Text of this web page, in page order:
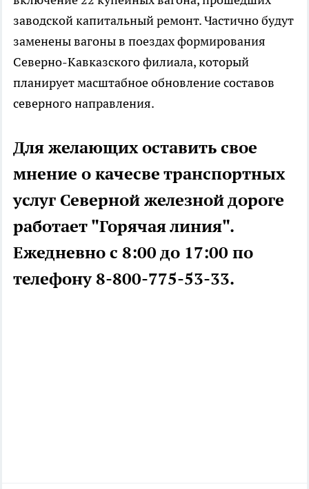
заводской капитальный ремонт. Частично будут
заменены вагоны в поездах формирования
Северно-Кавказского филиала, который
планирует масштабное обновление составов
северного направления.
Для желающих оставить свое
мнение о качесве транспортных
услуг Северной железной дороге
работает "Горячая линия".
Ежедневно с 8:00 до 17:00 по
телефону 8-800-775-53-33.